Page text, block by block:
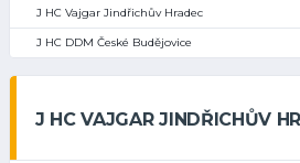
J HC Vajgar Jindřichův Hradec
J HC DDM České Budějovice
J HC VAJGAR JINDŘICHŮV